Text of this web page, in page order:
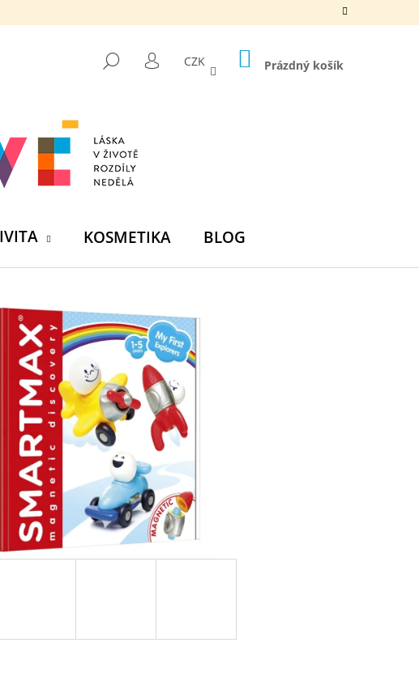
HLEDAT
PŘIHLÁŠENÍ
CZK NÁKUPNÍ
KOŠÍK
Prázdný košík
KOSMETIKA BLOG
VODNÍ BOMBA -
(ZNOVUPOUŽITELNÁ)|
REJŽI